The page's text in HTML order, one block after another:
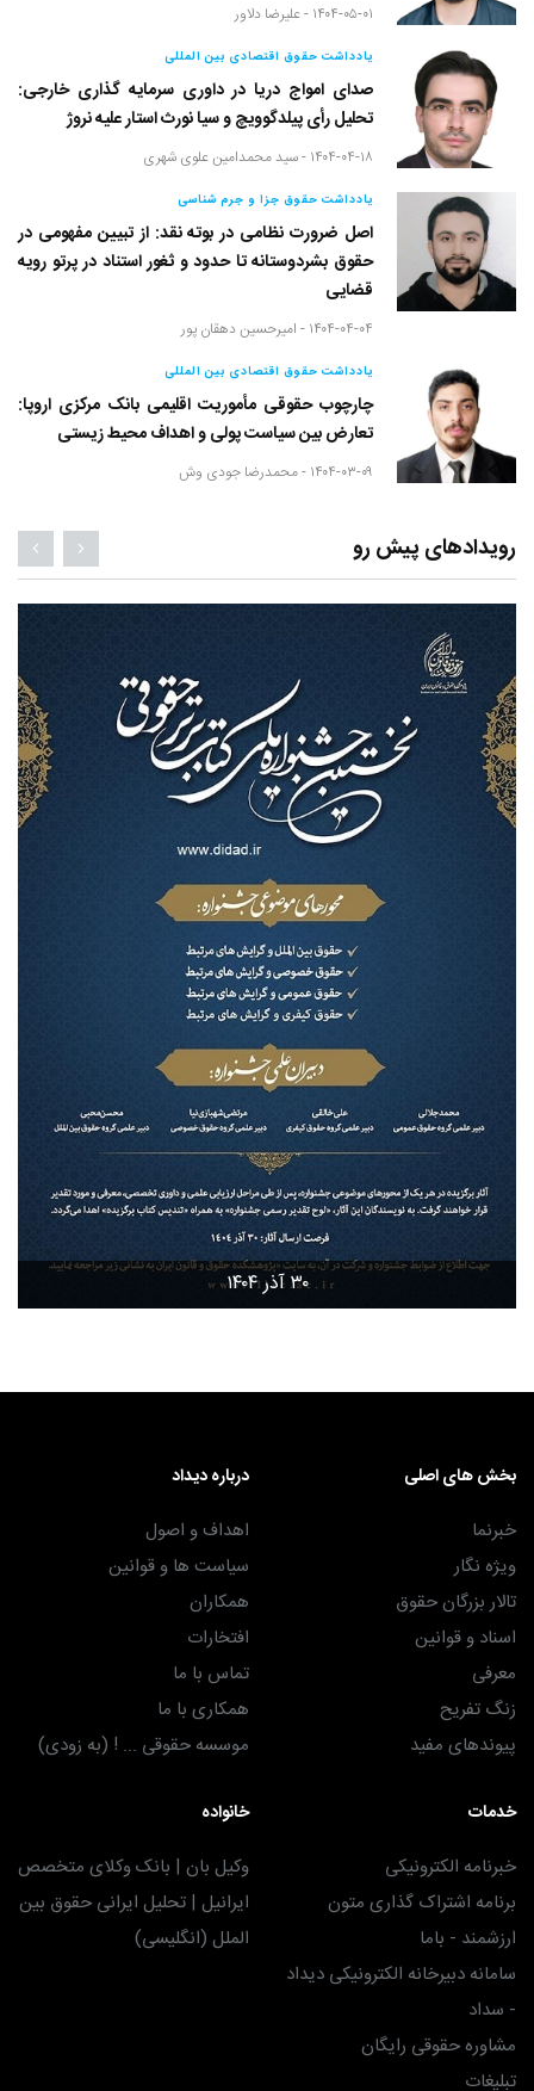
۱۴۰۴-۰۵-۰۱ - علیرضا دلاور
یادداشت حقوق اقتصادی بین المللی
صدای امواج دریا در داوری سرمایه گذاری خارجی:
تحلیل رأی پیلدگوویچ و سیا نورث استار علیه نروژ
۱۴۰۴-۰۴-۱۸ - سید محمدامین علوی شهری
یادداشت حقوق جزا و جرم شناسی
اصل ضرورت نظامی در بوته نقد: از تبیین مفهومی در
حقوق بشردوستانه تا حدود و ثغور استناد در پرتو رویه
قضایی
۱۴۰۴-۰۴-۰۴ - امیرحسین دهقان پور
یادداشت حقوق اقتصادی بین المللی
چارچوب حقوقی مأموریت اقلیمی بانک مرکزی اروپا:
تعارض بین سیاست پولی و اهداف محیط زیستی
۱۴۰۴-۰۳-۰۹ - محمدرضا جودی وش
رویدادهای پیش رو
۳۰ آذر ۱۴۰۴
بخش های اصلی
خبرنما
ویژه نگار
تالار بزرگان حقوق
اسناد و قوانین
معرفی
زنگ تفریح
پیوندهای مفید
درباره دیداد
اهداف و اصول
سیاست ها و قوانین
همکاران
افتخارات
تماس با ما
همکاری با ما
موسسه حقوقی ... ! (به زودی)
خدمات
خبرنامه الکترونیکی
برنامه اشتراک گذاری متون
ارزشمند - باما
سامانه دبیرخانه الکترونیکی دیداد
- سداد
مشاوره حقوقی رایگان
تبلیغات
خانواده
وکیل بان | بانک وکلای متخصص
ایرانیل | تحلیل ایرانی حقوق بین
الملل (انگلیسی)